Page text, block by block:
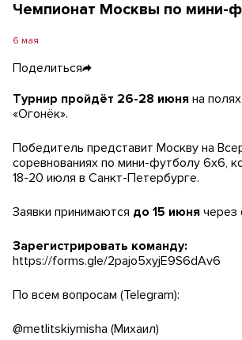
Чемпионат Москвы по мини-
6 мая
Поделиться
Турнир пройдёт 26-28 июня на
«Огонёк».
Победитель представит Москву на
соревнованиях по мини-футболу 6х6,
18-20 июля в Санкт-Петербурге.
Заявки принимаются до 15 июня через
Зарегистрировать команду:
https://forms.gle/2pajo5xyjE9S6dAv6
По всем вопросам (Telegram):
@metlitskiymisha (Михаил)